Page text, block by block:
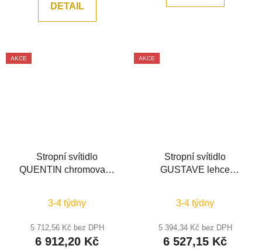
DETAIL
AKCE
Stropní svítidlo
QUENTIN chromovaný
NOVA LUCE
3-4 týdny
5 712,56 Kč bez DPH
6 912,20 Kč
AKCE
Stropní svítidlo
GUSTAVE lehce
230V IP20 bez žárovky -
3-4 týdny
5 394,34 Kč bez DPH
6 527,15 Kč